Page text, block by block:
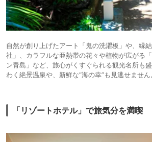
自然が創り上げたアート「鬼の洗濯板」や、縁
社」、カラフルな亜熱帯の花々や植物が広がる
ン青島」など、旅心がくすぐられる観光名所も
わく絶景温泉や、新鮮な“海の幸”も見逃せません
「リゾートホテル」で旅気分を満喫